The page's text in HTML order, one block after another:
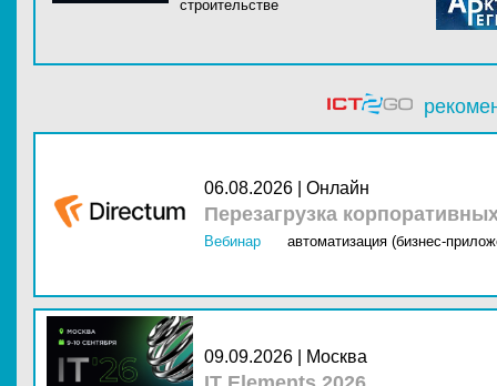
строительстве
06.08.2026 | Онлайн
Перезагрузка
Вебинар автоматизация (бизнес-
09.09.2026 | Москва